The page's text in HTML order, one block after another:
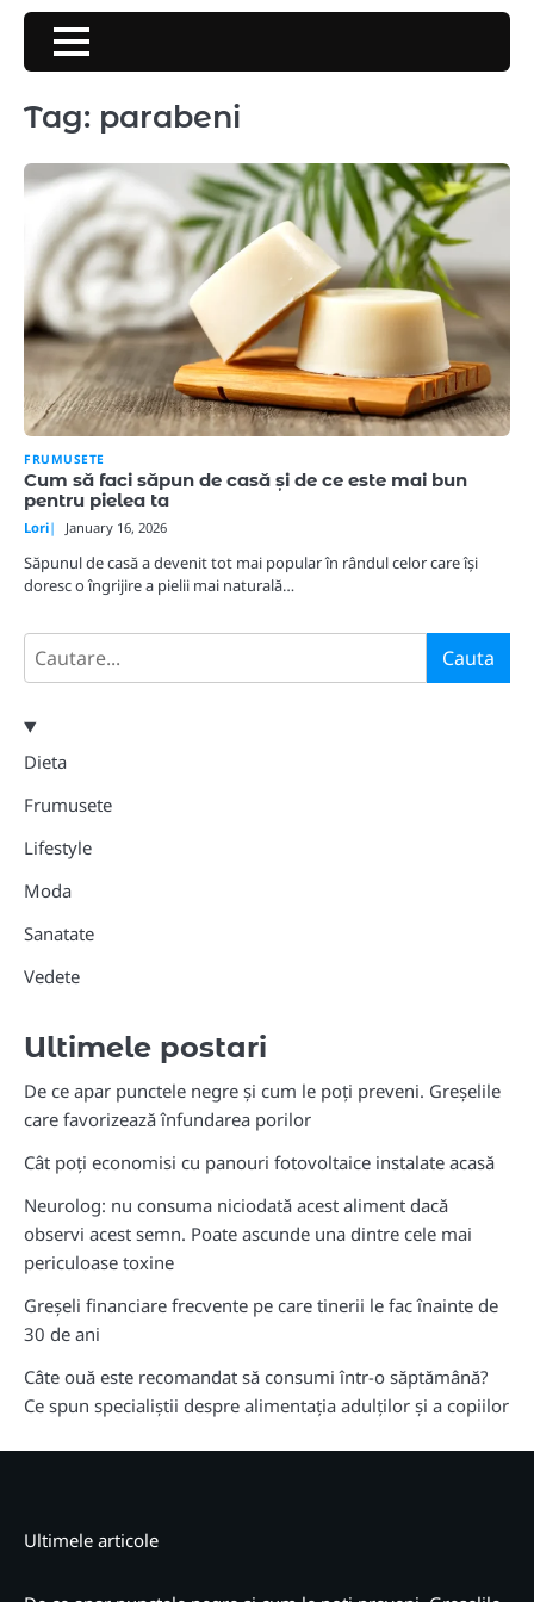
Skip
content
Tag: parabeni
FRUMUSETE
Cum să faci săpun de casă și de ce este mai bun
pentru pielea ta
Lori January 16, 2026
Săpunul de casă a devenit tot mai popular în rândul celor care își
doresc o îngrijire a pielii mai naturală…
Search Cauta
Dieta
Frumusete
Lifestyle
Moda
Sanatate
Vedete
Ultimele postari
De ce apar punctele negre și cum le poți preveni. Greșelile
care favorizează înfundarea porilor
Cât poți economisi cu panouri fotovoltaice instalate acasă
Neurolog: nu consuma niciodată acest aliment dacă
observi acest semn. Poate ascunde una dintre cele mai
periculoase toxine
Greșeli financiare frecvente pe care tinerii le fac înainte de
30 de ani
Câte ouă este recomandat să consumi într-o săptămână?
Ce spun specialiștii despre alimentația adulților și a copiilor
Ultimele articole